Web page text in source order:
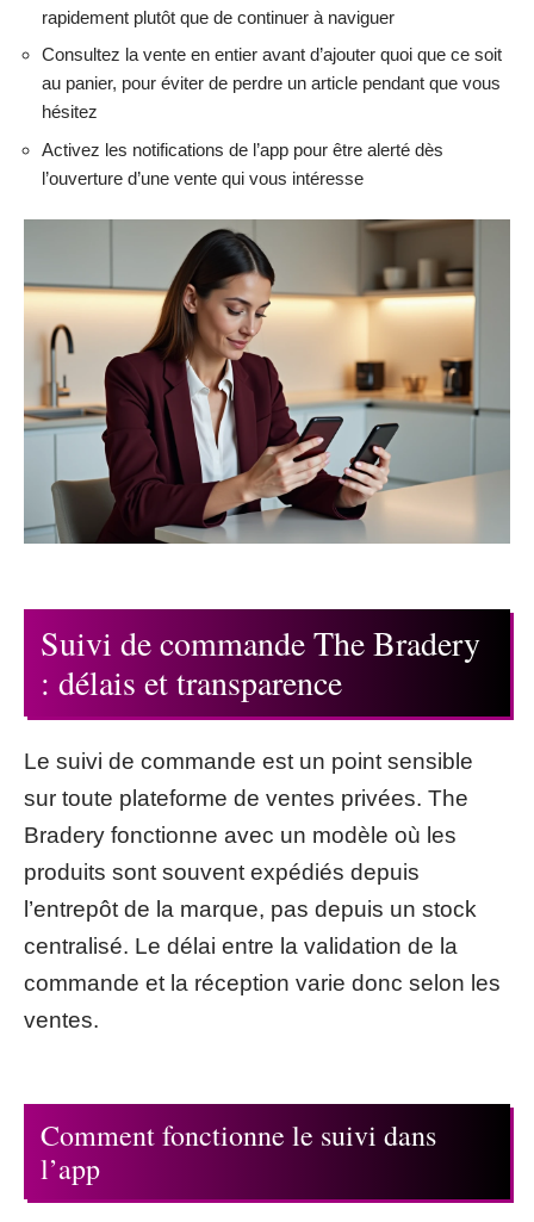
rapidement plutôt que de continuer à naviguer
Consultez la vente en entier avant d’ajouter quoi que ce soit
au panier, pour éviter de perdre un article pendant que vous
hésitez
Activez les notifications de l’app pour être alerté dès
l’ouverture d’une vente qui vous intéresse
Suivi de commande The Bradery
: délais et transparence
Le suivi de commande est un point sensible
sur toute plateforme de ventes privées. The
Bradery fonctionne avec un modèle où les
produits sont souvent expédiés depuis
l’entrepôt de la marque, pas depuis un stock
centralisé. Le délai entre la validation de la
commande et la réception varie donc selon les
ventes.
Comment fonctionne le suivi dans
l’app